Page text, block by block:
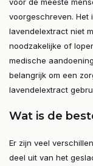
voorgeschreven. Het
lavendelextract niet
noodzakelijke of
medische
belangrijk om een
lavendelextract
Wat is de
Er zijn veel
deel uit van het